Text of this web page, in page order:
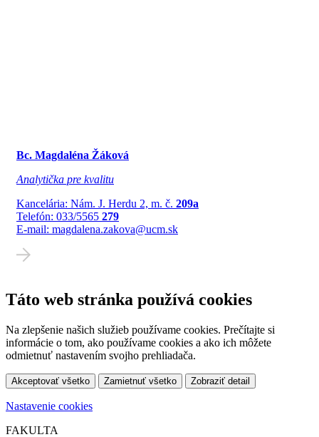
Bc. Magdaléna Žáková
Analytička pre kvalitu
Kancelária: Nám. J. Herdu 2, m. č. 209a
Telefón: 033/5565 279
E-mail: magdalena.zakova@ucm.sk
Táto web stránka používá cookies
Na zlepšenie našich služieb používame cookies. Prečítajte si
informácie o tom, ako používame cookies a ako ich môžete
odmietnuť nastavením svojho prehliadača.
Akceptovať všetko Zamietnuť všetko Zobraziť detail
Nastavenie cookies
FAKULTA